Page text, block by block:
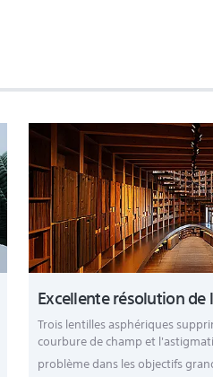
Excellente résolution
Trois lentilles asphériques
courbure de champ et
problème dans les objectifs